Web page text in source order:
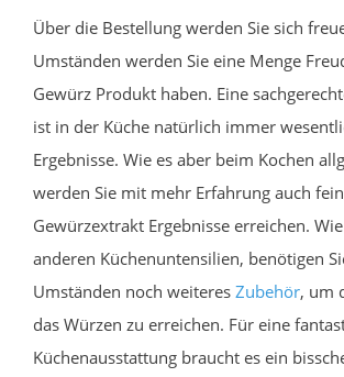
Über die Bestellung werden Sie sich
Umständen werden Sie eine Menge
Gewürz Produkt haben. Eine
ist in der Küche natürlich immer
Ergebnisse. Wie es aber beim Kochen
werden Sie mit mehr Erfahrung auch
Gewürzextrakt Ergebnisse erreichen.
anderen Küchenuntensilien, benötigen
Umständen noch weiteres Zubehör, um
das Würzen zu erreichen. Für eine
Küchenausstattung braucht es ein